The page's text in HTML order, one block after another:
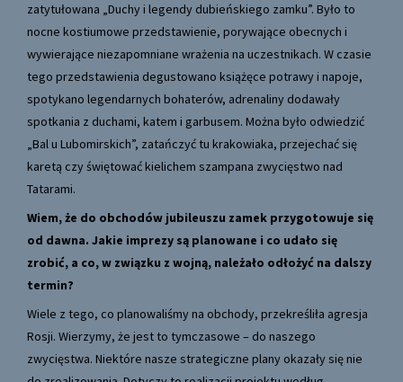
zatytułowana „Duchy i legendy dubieńskiego zamku”. Było to
nocne kostiumowe przedstawienie, porywające obecnych i
wywierające niezapomniane wrażenia na uczestnikach. W czasie
tego przedstawienia degustowano książęce potrawy i napoje,
spotykano legendarnych bohaterów, adrenaliny dodawały
spotkania z duchami, katem i garbusem. Można było odwiedzić
„Bal u Lubomirskich”, zatańczyć tu krakowiaka, przejechać się
karetą czy świętować kielichem szampana zwycięstwo nad
Tatarami.
Wiem, że do obchodów jubileuszu zamek przygotowuje się
od dawna. Jakie imprezy są planowane i co udało się
zrobić, a co, w związku z wojną, należało odłożyć na dalszy
termin?
Wiele z tego, co planowaliśmy na obchody, przekreśliła agresja
Rosji. Wierzymy, że jest to tymczasowe – do naszego
zwycięstwa. Niektóre nasze strategiczne plany okazały się nie